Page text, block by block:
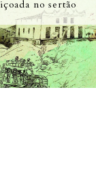
no sertão